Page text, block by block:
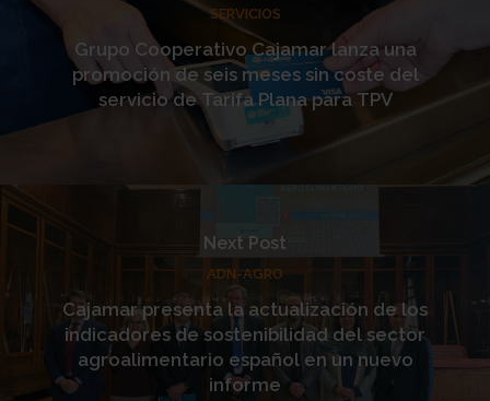
SERVICIOS
Grupo Cooperativo Cajamar lanza una
promoción de seis meses sin coste del
servicio de Tarifa Plana para TPV
Next Post
ADN-AGRO
Cajamar presenta la actualización de los
indicadores de sostenibilidad del sector
agroalimentario español en un nuevo
informe